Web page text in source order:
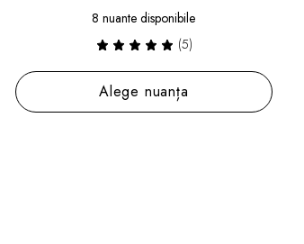
8 nuante disponibile
(5)
Alege nuanța